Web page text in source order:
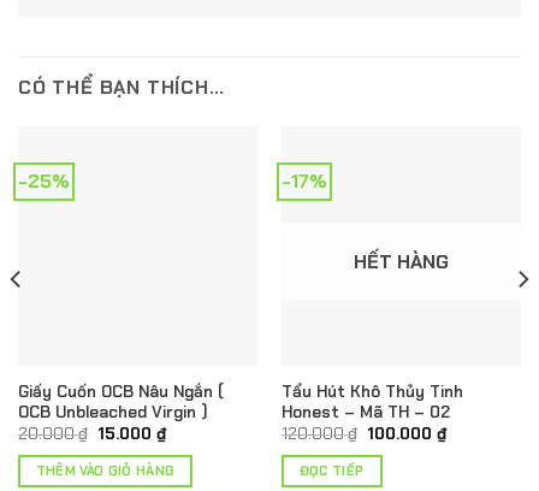
CÓ THỂ BẠN THÍCH…
-25%
Giấy Cuốn OCB Nâu Ngắn (
OCB Unbleached Virgin )
20.000₫ Giá
là:
20.000 ₫.
15.000 ₫Giá
hiện
tại
là:
THÊM VÀO GIỎ HÀNG
-17%
HẾT HÀNG
Tẩu Hút Khô Thủy Tinh
Honest – Mã TH – 02
120.000₫ Giá
là:
100.000 ₫Giá
hiện
ĐỌC TIẾP